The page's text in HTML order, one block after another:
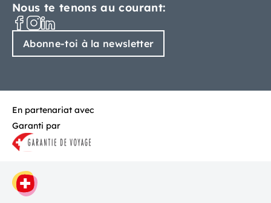
Nous te tenons au courant:
Abonne-toi à la newsletter
En partenariat avec
Garanti par